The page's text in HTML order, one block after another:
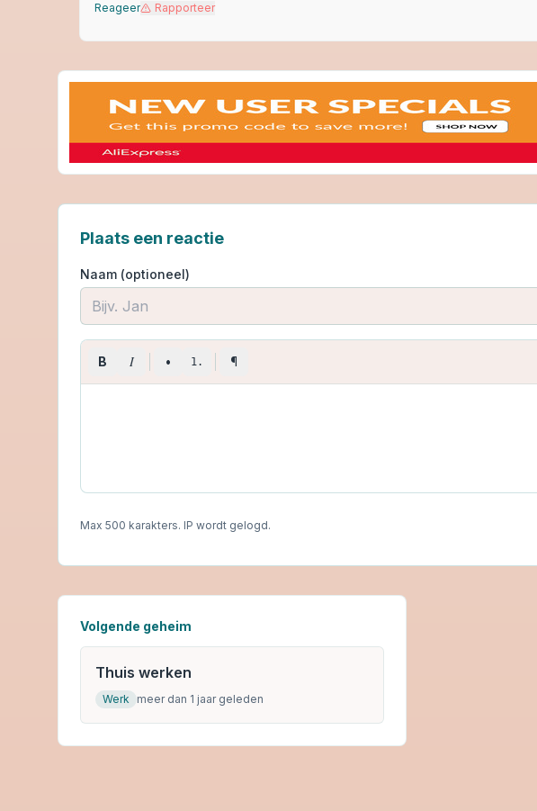
Reageer Rapporteer
Plaats een reactie
Naam (optioneel)
B I • 1. ¶
Max 500 karakters. IP wordt gelogd.
Volgende geheim
Thuis werken
Werk meer dan 1 jaar geleden